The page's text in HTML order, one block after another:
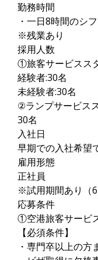
勤務時間
・一日8時間のシ
※残業あり
採用人数
①旅客サービスス
経験者:30名
未経験者:30名
②ランプサービス
30名
入社日
早期での入社希望
雇用形態
正社員
※試用期間あり（6
応募条件
①空港旅客サービ
【必須条件】
・専門卒以上の